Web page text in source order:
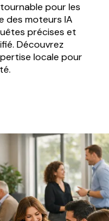
pour les
des moteurs IA
précises et
Découvrez
locale pour